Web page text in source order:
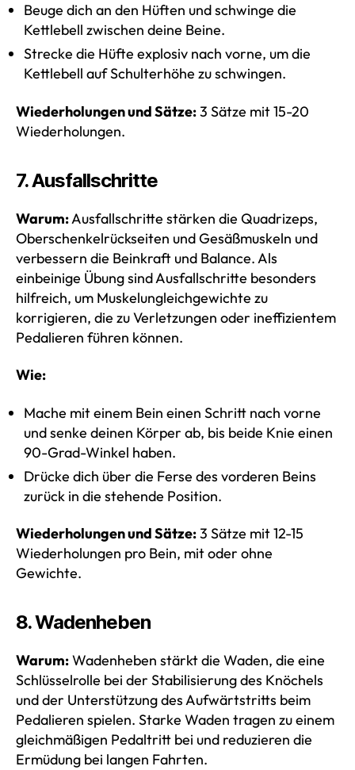
Beuge dich an den Hüften und schwinge die
Kettlebell zwischen deine Beine.
Strecke die Hüfte explosiv nach vorne, um die
Kettlebell auf Schulterhöhe zu schwingen.
Wiederholungen und Sätze:3 Sätze mit 15-20
Wiederholungen.
7. Ausfallschritte
Warum:Ausfallschritte stärken die Quadrizeps,
Oberschenkelrückseiten und Gesäßmuskeln und
verbessern die Beinkraft und Balance. Als
einbeinige Übung sind Ausfallschritte besonders
hilfreich, um Muskelungleichgewichte zu
korrigieren, die zu Verletzungen oder ineffizientem
Pedalieren führen können.
Wie:
Mache mit einem Bein einen Schritt nach vorne
und senke deinen Körper ab, bis beide Knie einen
90-Grad-Winkel haben.
Drücke dich über die Ferse des vorderen Beins
zurück in die stehende Position.
Wiederholungen und Sätze:3 Sätze mit 12-15
Wiederholungen pro Bein, mit oder ohne
Gewichte.
8. Wadenheben
Warum:Wadenheben stärkt die Waden, die eine
Schlüsselrolle bei der Stabilisierung des Knöchels
und der Unterstützung des Aufwärtstritts beim
Pedalieren spielen. Starke Waden tragen zu einem
gleichmäßigen Pedaltritt bei und reduzieren die
Ermüdung bei langen Fahrten.